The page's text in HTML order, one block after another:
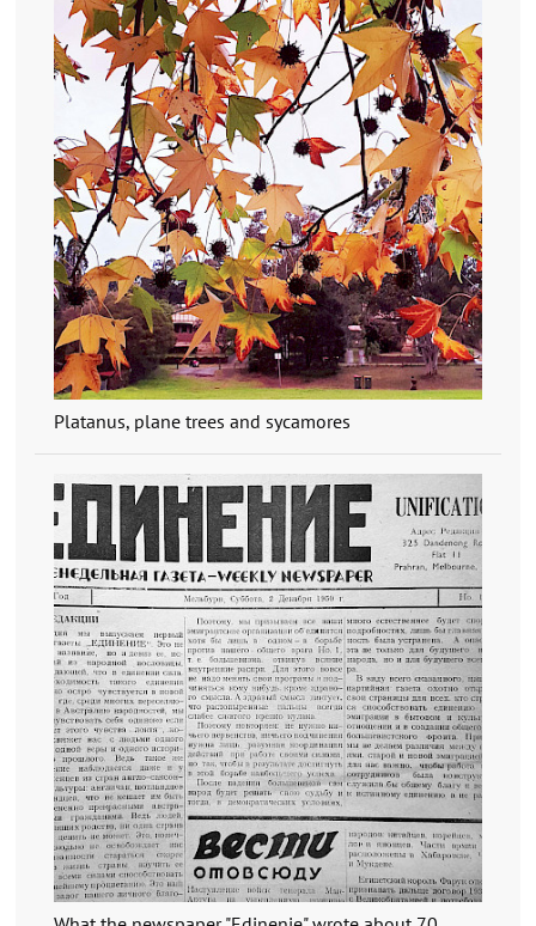
Platanus, plane trees and sycamores